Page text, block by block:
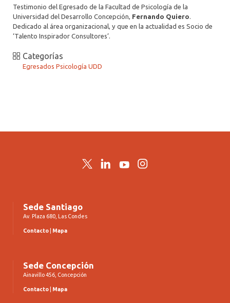
Testimonio del Egresado de la Facultad de Psicología de la
Universidad del Desarrollo Concepción, Fernando Quiero.
Dedicado al área organizacional, y que en la actualidad es Socio de
‘Talento Inspirador Consultores’.
Categorías
Egresados Psicología UDD
TwitterLinkedInYouTubeInstagram
Sede Santiago
Av. Plaza 680, Las Condes
Contacto Mapa
Sede Concepción
Ainavillo 456, Concepción
Contacto Mapa